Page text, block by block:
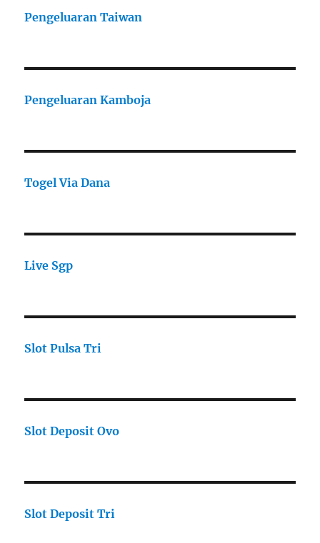
Pengeluaran Taiwan
Pengeluaran Kamboja
Togel Via Dana
Live Sgp
Slot Pulsa Tri
Slot Deposit Ovo
Slot Deposit Tri